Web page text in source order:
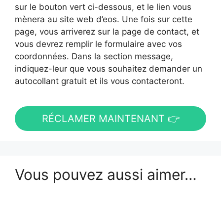
sur le bouton vert ci-dessous, et le lien vous
mènera au site web d’eos. Une fois sur cette
page, vous arriverez sur la page de contact, et
vous devrez remplir le formulaire avec vos
coordonnées. Dans la section message,
indiquez-leur que vous souhaitez demander un
autocollant gratuit et ils vous contacteront.
RÉCLAMER MAINTENANT 👉
Vous pouvez aussi aimer…